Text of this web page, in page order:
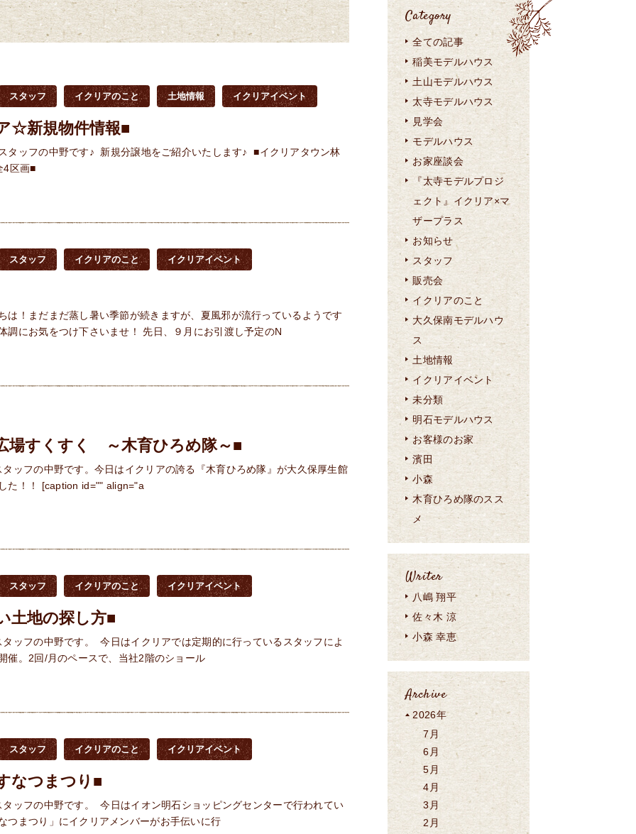
スタッフ イクリアのこと 土地情報 イクリアイベント
☆新規物件情報■
タッフの中野です♪ 新規分譲地をご紹介いたします♪ ■イクリアタウン林
区画■
スタッフ イクリアのこと イクリアイベント
は！まだまだ蒸し暑い季節が続きますが、夏風邪が流行っているようです
調にお気をつけ下さいませ！ 先日、９月にお引渡し予定のN
場すくすく ～木育ひろめ隊～■
タッフの中野です。今日はイクリアの誇る『木育ひろめ隊』が大久保厚生館
た！！ [caption id="" align="a
スタッフ イクリアのこと イクリアイベント
土地の探し方■
タッフの中野です。 今日はイクリアでは定期的に行っているスタッフによ
催。2回/月のペースで、当社2階のショール
スタッフ イクリアのこと イクリアイベント
なつまつり■
タッフの中野です。 今日はイオン明石ショッピングセンターで行われてい
つまつり」にイクリアメンバーがお手伝いに行
Category
全ての記事
稲美モデルハウス
土山モデルハウス
太寺モデルハウス
見学会
モデルハウス
お家座談会
『太寺モデルプロジ
ェクト』イクリア×マ
ザープラス
お知らせ
スタッフ
販売会
イクリアのこと
大久保南モデルハウ
ス
土地情報
イクリアイベント
未分類
明石モデルハウス
お客様のお家
濱田
小森
木育ひろめ隊のスス
メ
Writer
八嶋 翔平
佐々木 涼
小森 幸恵
Archive
2026年
7月
6月
5月
4月
3月
2月